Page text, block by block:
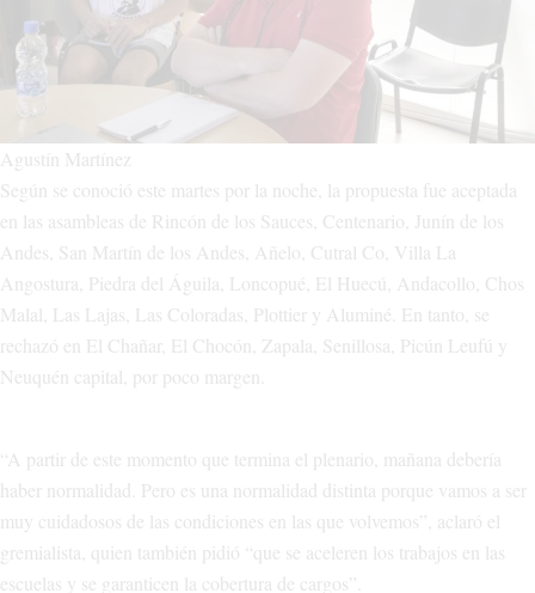
Agustín Martínez
Según se conoció este martes por la noche, la propuesta fue aceptada
en las asambleas de Rincón de los Sauces, Centenario, Junín de los
Andes, San Martín de los Andes, Añelo, Cutral Co, Villa La
Angostura, Piedra del Águila, Loncopué, El Huecú, Andacollo, Chos
Malal, Las Lajas, Las Coloradas, Plottier y Aluminé. En tanto, se
rechazó en El Chañar, El Chocón, Zapala, Senillosa, Picún Leufú y
Neuquén capital, por poco margen.
“A partir de este momento que termina el plenario, mañana debería
haber normalidad. Pero es una normalidad distinta porque vamos a ser
muy cuidadosos de las condiciones en las que volvemos”, aclaró el
gremialista, quien también pidió “que se aceleren los trabajos en las
escuelas y se garanticen la cobertura de cargos”.